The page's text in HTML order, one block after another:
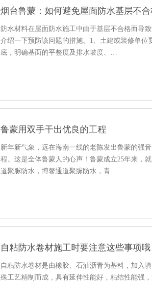
烟台鲁蒙：如何避免屋面防水基层不
防水材料在屋面防水施工中由于基层不合格而导
介绍一下预防该问题的措施。1、土建或装修单
底，明确基面的平整度及排水坡度、…
鲁蒙用双手干出优良的工程
新年新气象，远在海南一线的老陈发出鲁蒙的强
程。这是全体鲁蒙人的心声！鲁蒙成立25年来，
道聚脲防水，博鳌通道聚脲防水，青…
自粘防水卷材施工时要注意这些事项哦
自粘防水卷材是由橡胶、石油沥青为基料，加入
殊工艺精制而成，具有延伸性能好，粘结性能强